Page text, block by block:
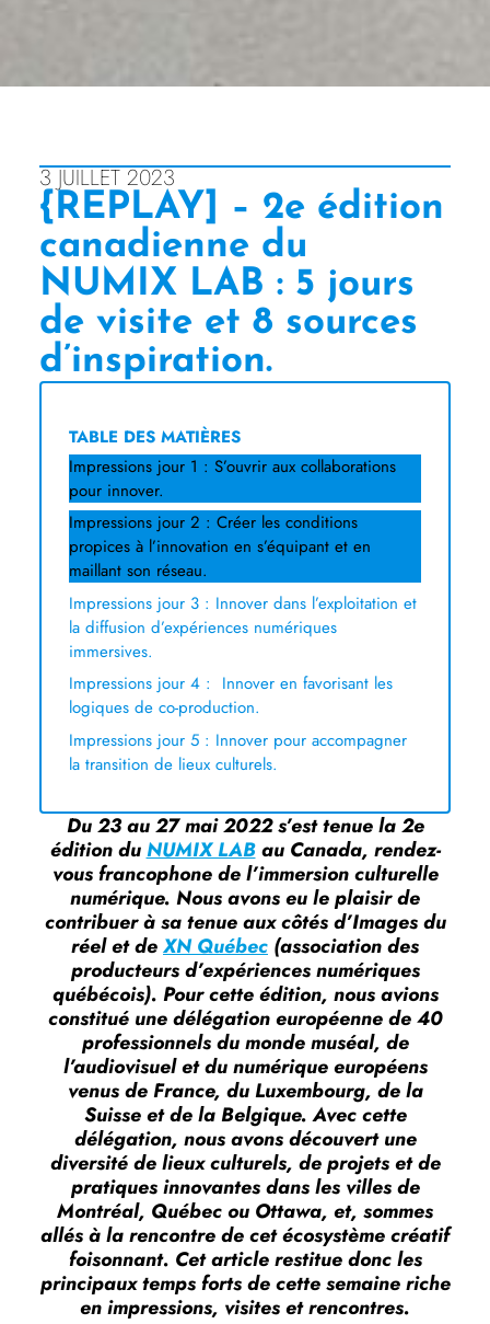
3 JUILLET 2023
{REPLAY] – 2e édition
canadienne du
NUMIX LAB : 5 jours
de visite et 8 sources
d’inspiration.
TABLE DES MATIÈRES
Impressions jour 1 : S’ouvrir aux collaborations
pour innover.
Impressions jour 2 : Créer les conditions
propices à l’innovation en s’équipant et en
maillant son réseau.
Impressions jour 3 : Innover dans l’exploitation et
la diffusion d’expériences numériques
immersives.
Impressions jour 4 : Innover en favorisant les
logiques de co-production.
Impressions jour 5 : Innover pour accompagner
la transition de lieux culturels.
Du 23 au 27 mai 2022 s’est tenue la 2e
édition duNUMIX LABau Canada, rendez-
vous francophone de l’immersion culturelle
numérique. Nous avons eu le plaisir de
contribuer à sa tenue aux côtés d’Images du
réel et deXN Québec (association des
producteurs d’expériences numériques
québécois). Pour cette édition, nous avions
constitué une délégation européenne de 40
professionnels du monde muséal, de
l’audiovisuel et du numérique européens
venus de France, du Luxembourg, de la
Suisse et de la Belgique. Avec cette
délégation, nous avons découvert une
diversité de lieux culturels, de projets et de
pratiques innovantes dans les villes de
Montréal, Québec ou Ottawa, et, sommes
allés à la rencontre de cet écosystème créatif
foisonnant. Cet article restitue donc les
principaux temps forts de cette semaine riche
en impressions, visites et rencontres.